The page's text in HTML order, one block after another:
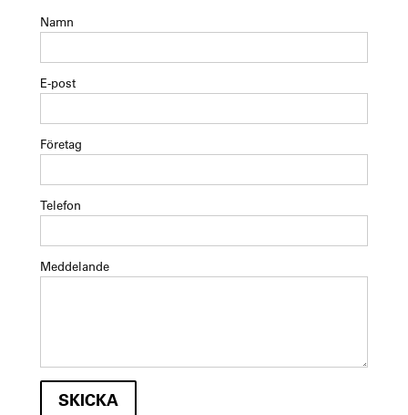
Namn
E-post
Företag
Telefon
Meddelande